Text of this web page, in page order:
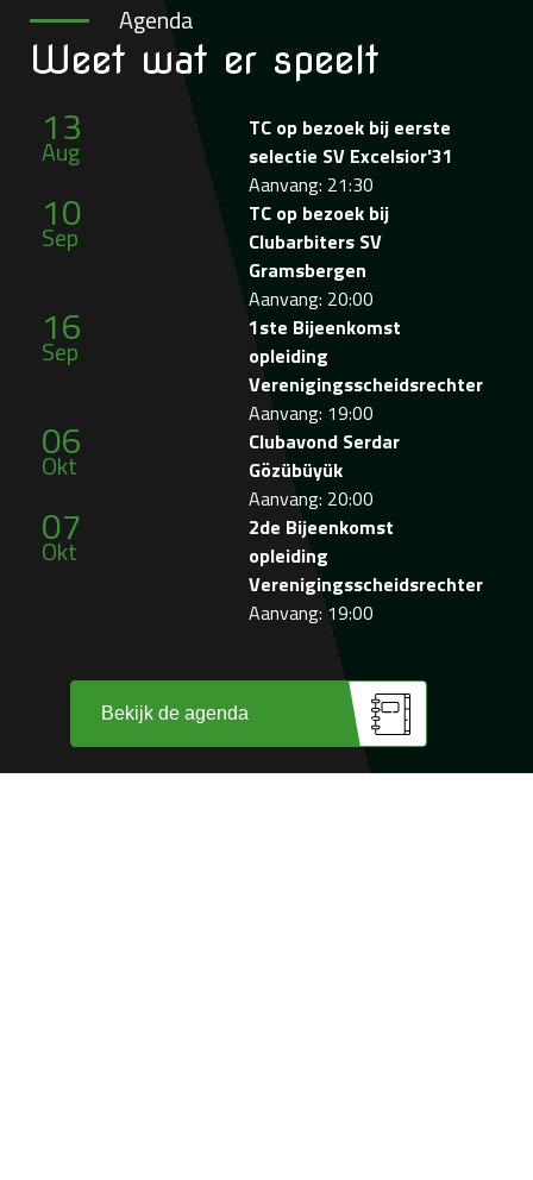
Agenda
Weet wat er speelt
13
Aug
TC op bezoek bij eerste
selectie SV Excelsior'31
Aanvang: 21:30
10
Sep
TC op bezoek bij
Clubarbiters SV
Gramsbergen
Aanvang: 20:00
16
Sep
1ste Bijeenkomst
opleiding
Verenigingsscheidsrechter
Aanvang: 19:00
06
Okt
Clubavond Serdar
Gözübüyük
Aanvang: 20:00
07
Okt
2de Bijeenkomst
opleiding
Verenigingsscheidsrechter
Aanvang: 19:00
Bekijk de agenda